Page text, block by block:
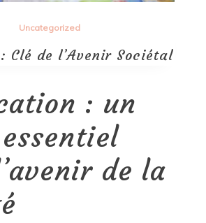
Uncategorized
Clé de l’Avenir Sociétal
: un
de la